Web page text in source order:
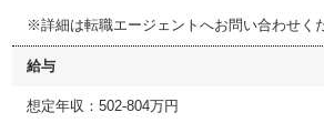
※詳細は転職エージェントへお問い合わせく
給与
想定年収：502-804万円